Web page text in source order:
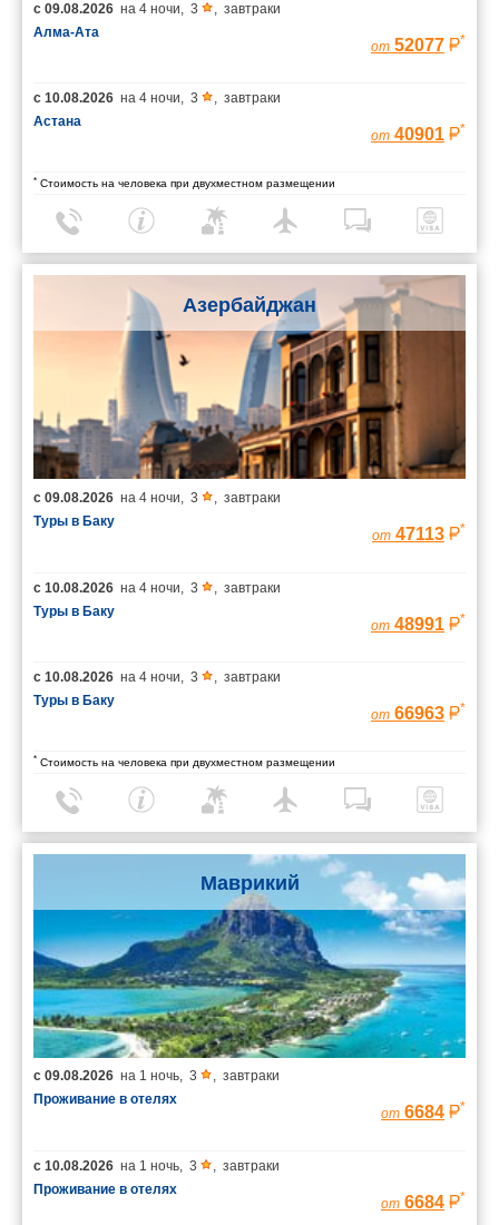
с 09.08.2026 на 4 ночи, 3 , завтраки
Алма-Ата
от 52077 *
с 10.08.2026 на 4 ночи, 3 , завтраки
Астана
от 40901 *
* Стоимость на человека при двухместном размещении
Азербайджан
с 09.08.2026 на 4 ночи 3
завтраки
Туры в Баку
от 47113 *
с 10.08.2026 на 4 ночи 3
завтраки
Туры в Баку
от 48991 *
с 10.08.2026 на 4 ночи 3
завтраки
Туры в Баку
от 66963 *
* Стоимость на человека при двухместном размещении
Маврикий
с 09.08.2026 на 1 ночь, 3 , завтраки
Проживание в отелях
от 6684 *
с 10.08.2026 на 1 ночь, 3 , завтраки
Проживание в отелях
от 6684 *